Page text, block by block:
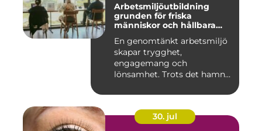
Arbetsmiljöutbildning
grunden för friska
människor och hållbara
En genomtänkt arbetsmiljö
skapar trygghet,
engagemang och
lönsamhet. Trots det hamnar
30. jul